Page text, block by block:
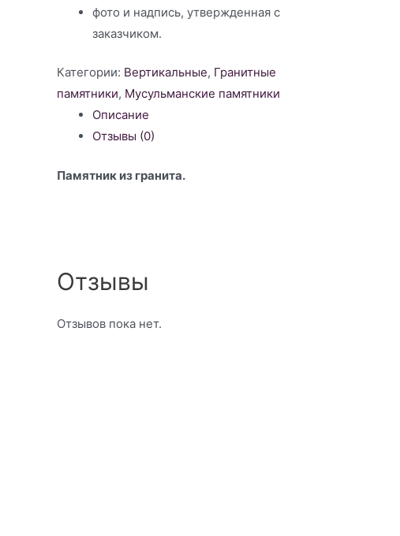
фото и надпись, утвержденная с
заказчиком.
Категории: Вертикальные, Гранитные
памятники, Мусульманские памятники
Описание
Отзывы (0)
Памятник из гранита.
Отзывы
Отзывов пока нет.